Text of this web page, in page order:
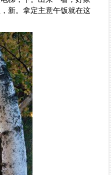
新。拿定主意午饭就在这